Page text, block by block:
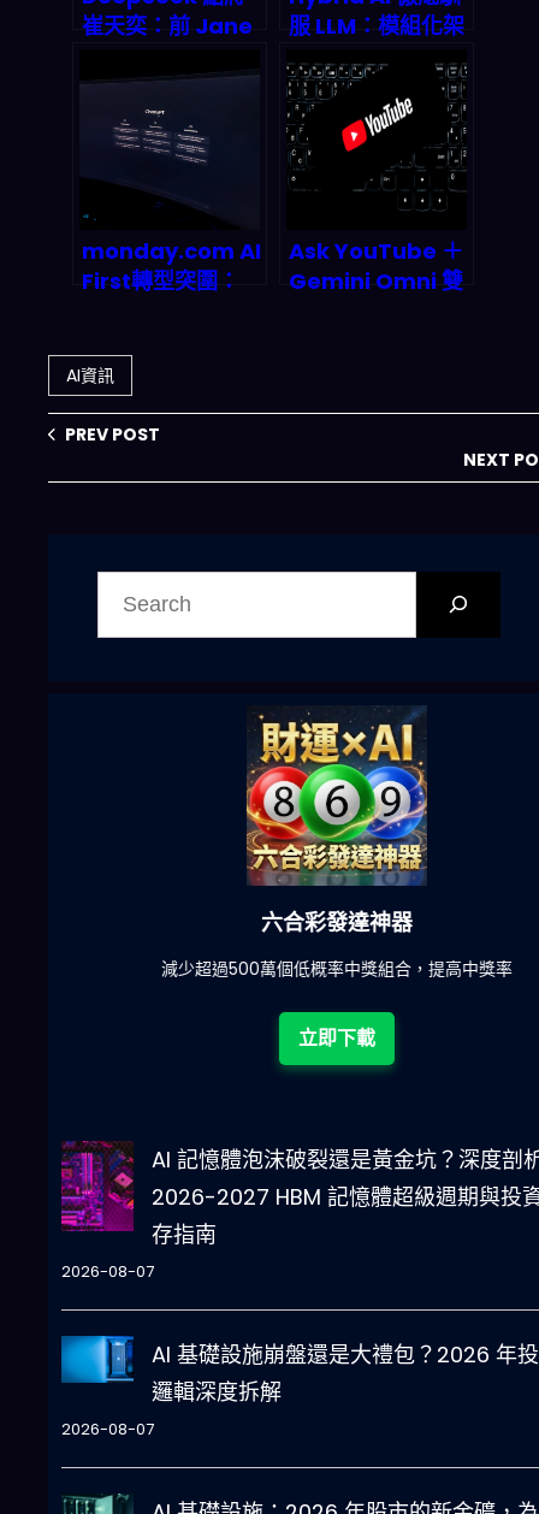
崔天奕：前 Jane
執掌 Harness 團
隊，代理式 AI 正
在改寫金融市場的
底層邏輯
服 LLM：模組化架
構如何終結大型語
言模型的幻覺亂象
monday.com AI
First轉型突圍：
場預期？
Ask YouTube ＋
Gemini Omni 雙
AI資訊
PREV POST
NEXT
六合彩發達神器
減少超過500萬個低概率中獎組合，提高中獎率
立即下載
AI 記憶體泡沫破裂還是黃金坑？深度剖
2026-2027 HBM 記憶體超級週期與投
存指南
2026-08-07
AI 基礎設施崩盤還是大禮包？2026 年
邏輯深度拆解
2026-08-07